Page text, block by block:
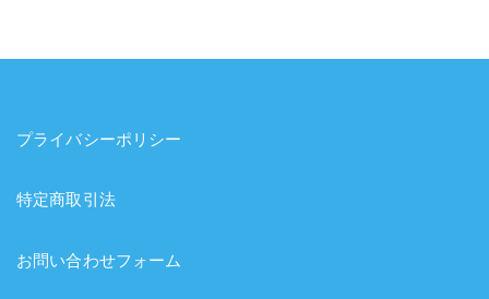
プライバシーポリシー
特定商取引法
お問い合わせフォーム